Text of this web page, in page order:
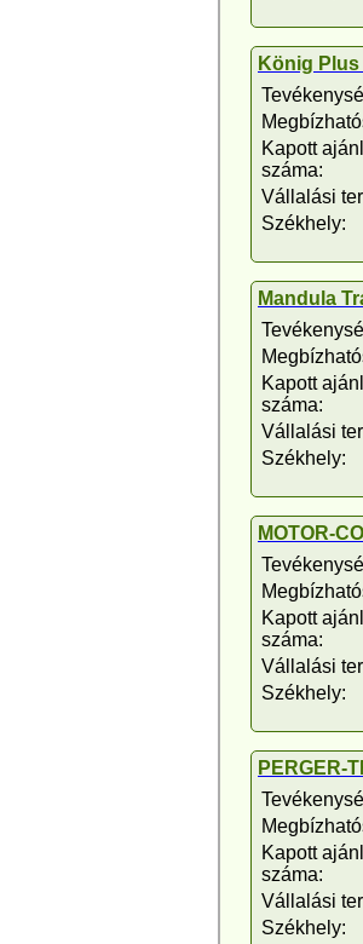
König
Kapott
száma:
Vállalási
Székhely:
Mandula
Kapott
száma:
Vállalási
Székhely:
MOTOR-
Kapott
száma:
Vállalási
Székhely:
PERGER-
Kapott
száma:
Vállalási
Székhely: